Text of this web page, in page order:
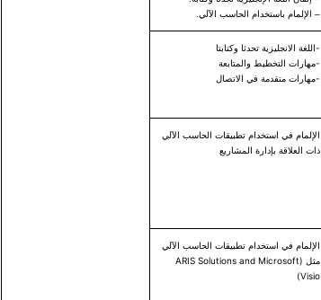
– الإلمام باستخدام الحاسب الآلي.
-اللغة الانجليزية تحدثا وكتابتا
-مهارات التخطيط والمتابعة
-مهارات متقدمة في الاتصال
الإلمام في استخدام تطبيقات الحاسب الآلي
ذات العلاقة بإدارة المشاريع
الإلمام في استخدام تطبيقات الحاسب الآلي
مثل (ARIS Solutions and Microsoft
Visio)